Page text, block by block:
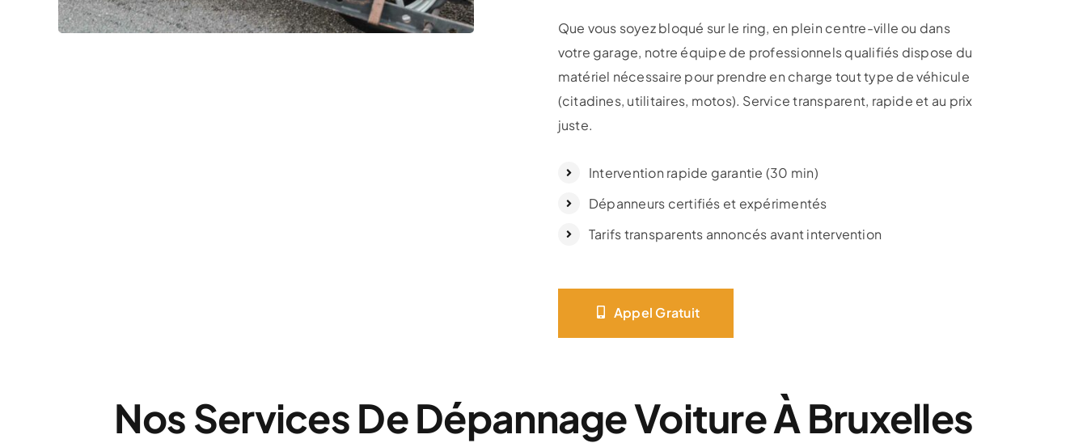
Que vous soyez bloqué sur le ring, en plein centre-ville ou dans
votre garage, notre équipe de professionnels qualifiés dispose du
matériel nécessaire pour prendre en charge tout type de véhicule
(citadines, utilitaires, motos). Service transparent, rapide et au prix
juste.
Intervention rapide garantie (30 min)
Dépanneurs certifiés et expérimentés
Tarifs transparents annoncés avant intervention
Appel Gratuit
Nos Services De Dépannage Voiture À Bruxelles